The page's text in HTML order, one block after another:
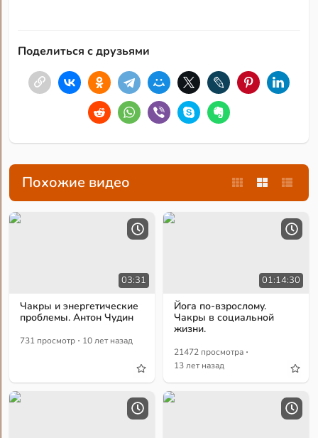
Поделиться с друзьями
Похожие видео
03:31
Чакры и энергетические
проблемы. Антон Чудин
731 просмотр · 10 лет назад
01:14:30
Йога по-взрослому.
Чакры в социальной
жизни.
21472 просмотра ·
13 лет назад